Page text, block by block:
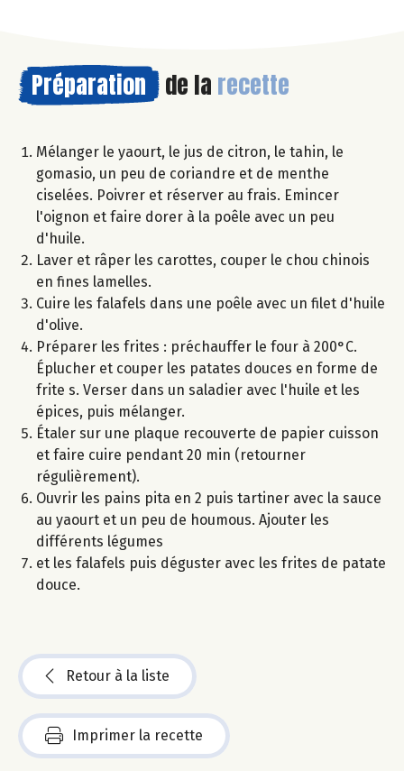
Préparation de la recette
Mélanger le yaourt, le jus de citron, le tahin, le
gomasio, un peu de coriandre et de menthe
ciselées. Poivrer et réserver au frais. Emincer
l'oignon et faire dorer à la poêle avec un peu
d'huile.
Laver et râper les carottes, couper le chou chinois
en fines lamelles.
Cuire les falafels dans une poêle avec un filet d'huile
d'olive.
Préparer les frites : préchauffer le four à 200°C.
Éplucher et couper les patates douces en forme de
frite s. Verser dans un saladier avec l'huile et les
épices, puis mélanger.
Étaler sur une plaque recouverte de papier cuisson
et faire cuire pendant 20 min (retourner
régulièrement).
Ouvrir les pains pita en 2 puis tartiner avec la sauce
au yaourt et un peu de houmous. Ajouter les
différents légumes
et les falafels puis déguster avec les frites de patate
douce.
Retour à la liste
Imprimer la recette